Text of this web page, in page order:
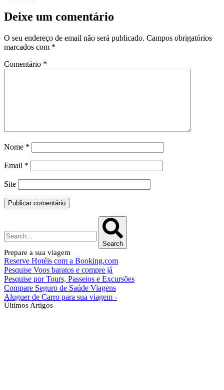
Deixe um comentário
O seu endereço de email não será publicado. Campos obrigatórios
marcados com *
Comentário *
Nome *
Email *
Site
Search
Prepare a sua viagem
Reserve Hotéis com a Booking.com
Pesquise Voos baratos e compre já
Pesquise por Tours, Passeios e Excursões
Compare Seguro de Saúde Viagens
Aluguer de Carro para sua viagem -
Últimos Artigos